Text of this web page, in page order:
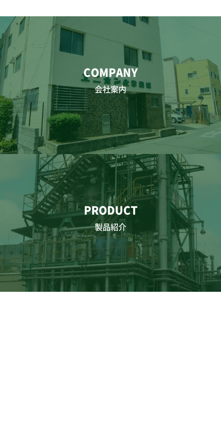
COMPANY
会社案内
PRODUCT
製品紹介